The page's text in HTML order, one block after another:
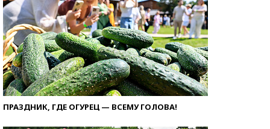
ПРАЗДНИК, ГДЕ ОГУРЕЦ — ВСЕМУ ГОЛОВА!